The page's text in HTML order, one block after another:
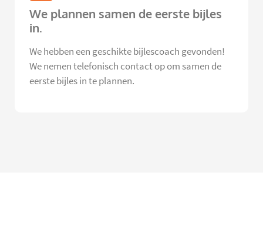
We plannen samen de eerste bijles
in.
We hebben een geschikte bijlescoach gevonden!
We nemen telefonisch contact op om samen de
eerste bijles in te plannen.